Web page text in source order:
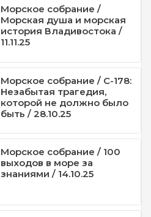
Морское собрание /
Морская душа и морская
история Владивостока /
11.11.25
Морское собрание / С-178:
Незабытая трагедия,
которой не должно было
быть / 28.10.25
Морское собрание / 100
выходов в море за
знаниями / 14.10.25